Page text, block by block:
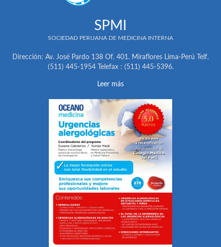
SPMI
SOCIEDAD PERUANA DE MEDICINA INTERNA
Dirección: Av. José Pardo 138 Of. 401. Miraflores Lima-Perú Telf.
(511) 445-1954 Telefax : (511) 445-5396.
Leer más